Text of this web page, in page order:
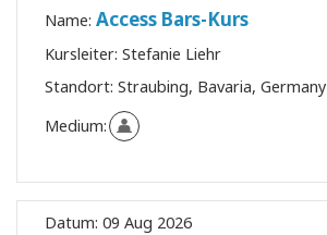
Name: Access Bars-Kurs
Kursleiter: Stefanie Liehr
Standort: Straubing, Bavaria, Germany
Medium:
Datum: 09 Aug 2026